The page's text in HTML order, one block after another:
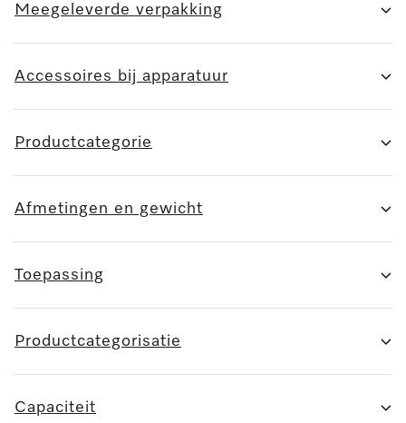
Meegeleverde verpakking
Accessoires bij apparatuur
Productcategorie
Afmetingen en gewicht
Toepassing
Productcategorisatie
Capaciteit